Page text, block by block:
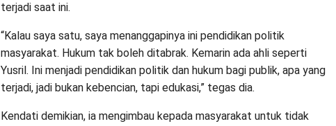
terjadi saat ini.
“Kalau saya satu, saya menanggapinya ini pendidikan politik
masyarakat. Hukum tak boleh ditabrak. Kemarin ada ahli seperti
Yusril. Ini menjadi pendidikan politik dan hukum bagi publik, apa yang
terjadi, jadi bukan kebencian, tapi edukasi,” tegas dia.
Kendati demikian, ia mengimbau kepada masyarakat untuk tidak